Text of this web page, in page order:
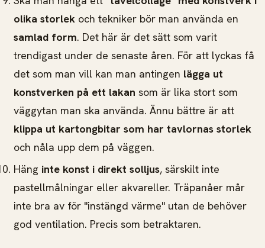
olika storlek och tekniker bör man använda en
samlad form. Det här är det sätt som varit
trendigast under de senaste åren. För att lyckas få
det som man vill kan man antingen lägga ut
konstverken på ett lakan som är lika stort som
väggytan man ska använda. Ännu bättre är att
klippa ut kartongbitar som har tavlornas storlek
och nåla upp dem på väggen.
Häng inte konst i direkt solljus, särskilt inte
pastellmålningar eller akvareller. Träpanåer mår
inte bra av för "instängd värme" utan de behöver
god ventilation. Precis som betraktaren.